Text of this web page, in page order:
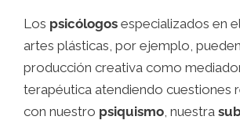
Los psicólogos especializados en
artes plásticas, por ejemplo,
producción creativa como
terapéutica atendiendo cuestiones
con nuestro psiquismo , nuestra